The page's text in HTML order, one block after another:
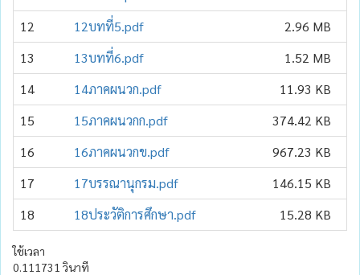
12
12บทที่5.pdf
2.96 MB
13
13บทที่6.pdf
1.52 MB
14
14ภาคผนวก.pdf
11.93 KB
15
15ภาคผนวกก.pdf
374.42 KB
16
16ภาคผนวกข.pdf
967.23 KB
17
17บรรณานุกรม.pdf
146.15 KB
18
18ประวัติการศึกษา.pdf 15.28 KB
ใช้เวลา
0.111731 วินาที